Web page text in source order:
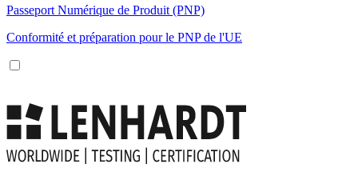
Passeport Numérique de Produit (PNP)
Conformité et préparation pour le PNP de l'UE